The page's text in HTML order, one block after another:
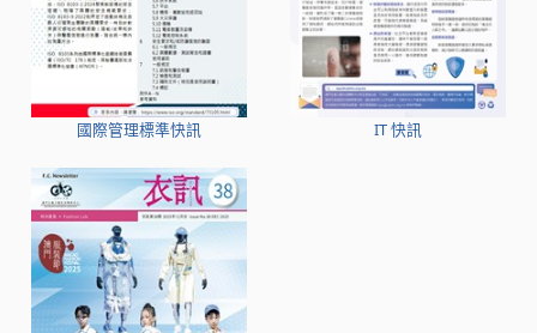
國際管理標準快訊 IT 快訊